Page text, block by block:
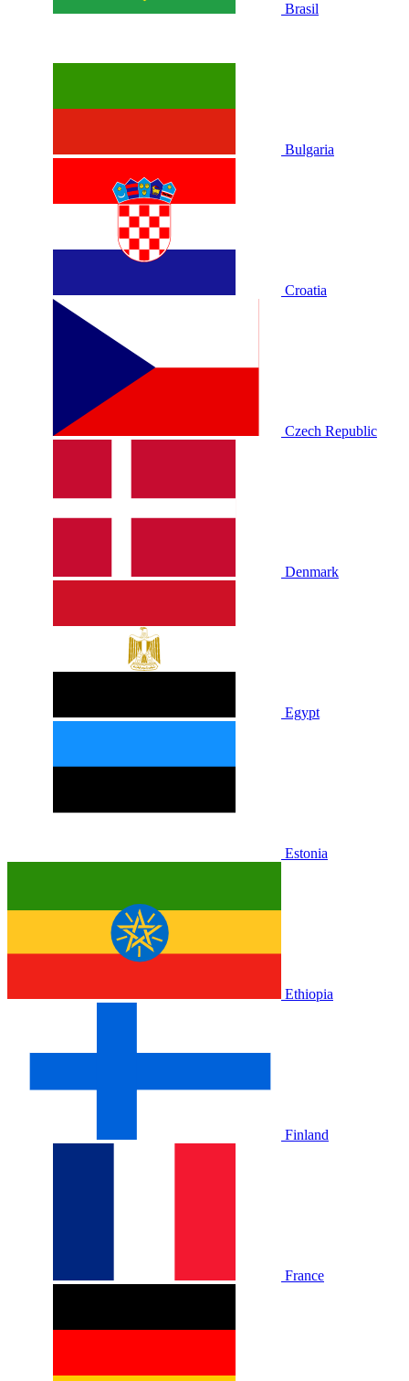
Brasil
Bulgaria
Croatia
Czech Republic
Denmark
Egypt
Estonia
Ethiopia
Finland
France